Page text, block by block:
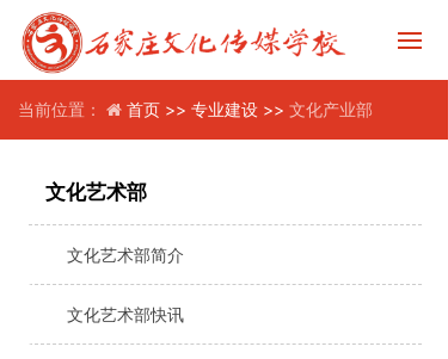
当前位置： 首页 >> 专业建设 >> 文化产业部
文化艺术部
文化艺术部简介
文化艺术部快讯